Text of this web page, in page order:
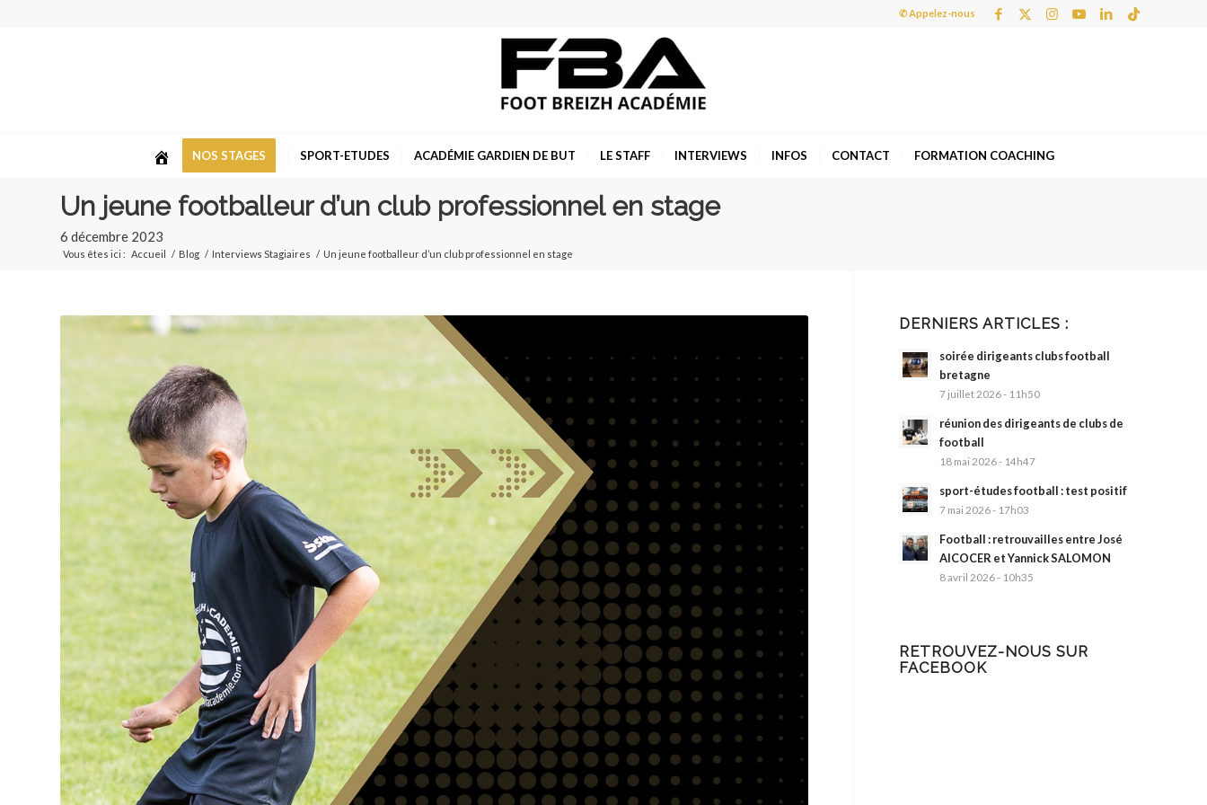
✆ Appelez-nous
NOS STAGES SPORT-ETUDES ACADÉMIE GARDIEN DE BUT LE STAFF INTERVIEWS INFOS CONTACT FORMATION COACHING
Un jeune footballeur d’un club professionnel en stage
6 décembre 2023
Vous êtes ici : Accueil / Blog / Interviews Stagiaires / Un jeune footballeur d’un club professionnel en stage
DERNIERS ARTICLES :
soirée dirigeants clubs football
bretagne
7 juillet 2026 - 11h50
réunion des dirigeants de clubs de
football
18 mai 2026 - 14h47
sport-études football : test positif
7 mai 2026 - 17h03
Football : retrouvailles entre José
AlCOCER et Yannick SALOMON
8 avril 2026 - 10h35
RETROUVEZ-NOUS SUR
FACEBOOK